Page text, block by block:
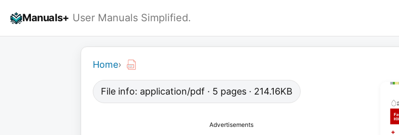
Manuals+ User Manuals Simplified.
Home›
File info: application/pdf · 5 pages · 214.16KB
Advertisements